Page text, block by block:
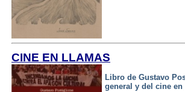
CINE EN LLAMAS
Libro de Gustavo
general y del cine en